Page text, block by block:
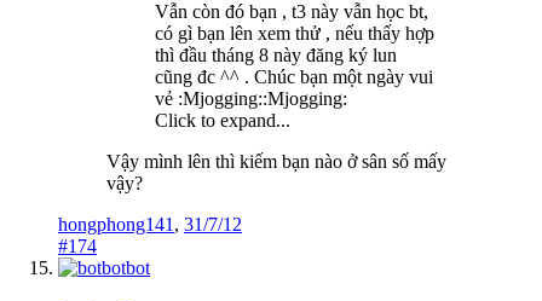
Vẫn còn đó bạn , t3 này vẫn học bt,
có gì bạn lên xem thử , nếu thấy hợp
thì đầu tháng 8 này đăng ký lun
cũng đc ^^ . Chúc bạn một ngày vui
vẻ :Mjogging::Mjogging:
Click to expand...
Vậy mình lên thì kiếm bạn nào ở sân số mấy
vậy?
hongphong141, 31/7/12
#174